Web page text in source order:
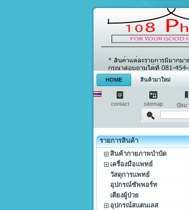
HOME สินค้ามาใหม่
contact sitemap บุ๊คม
รายการสินค้า
สินค้ากายภาพบำบัด
เครื่องมือแพทย์
วัสดุการแพทย์
อุปกรณ์ซัพพอร์ท
เตียงผู้ป่วย
อุปกรณ์สแตนเลส